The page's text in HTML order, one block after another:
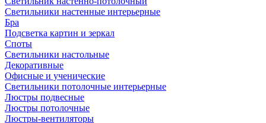
Светильники настенные интерьерные
Бра
Подсветка картин и зеркал
Споты
Светильники настольные
Декоративные
Офисные и ученические
Светильники потолочные интерьерные
Люстры подвесные
Люстры потолочные
Люстры-вентиляторы